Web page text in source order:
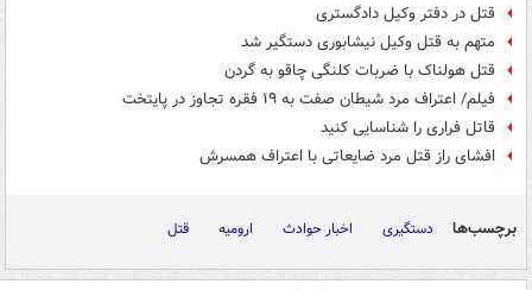
قتل در دفتر وکیل دادگستری
متهم به قتل وکیل نیشابوری دستگیر شد
قتل هولناک با ضربات کلنگی چاقو به گردن
فیلم/ اعتراف مرد شیطان صفت به ۱۹ فقره تجاوز در پایتخت
قاتل فراری را شناسایی کنید
افشای راز قتل مرد ضایعاتی با اعتراف همسرش
برچسب‌ها دستگیری اخبار حوادث ارومیه قتل